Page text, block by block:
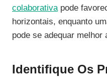
colaborativapode
horizontais, enquanto
pode se adequar
Identifique Os